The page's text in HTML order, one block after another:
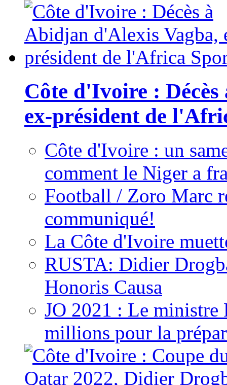
Côte d'Ivoire :
ex-président de
Côte d'Ivoire : un
comment le Niger a
Football / Zoro Marc
communiqué!
La Côte d'Ivoire
RUSTA: Didier
Honoris Causa
JO 2021 : Le ministre
millions pour la